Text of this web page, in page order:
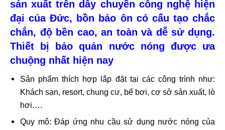
sản xuất trên dây chuyền công nghệ hiện
đại của Đức, bồn bảo ôn có cấu tạo chắc
chắn, độ bền cao, an toàn và dễ sử dụng.
Thiết bị bảo quản nước nóng được ưa
chuộng nhất hiện nay
Sản phẩm thích hợp lắp đặt tại các công trình như:
Khách sạn, resort, chung cư, bể bơi, cơ sở sản xuất, lò
hơi….
Quy mô: Đáp ứng nhu cầu sử dụng nước nóng của